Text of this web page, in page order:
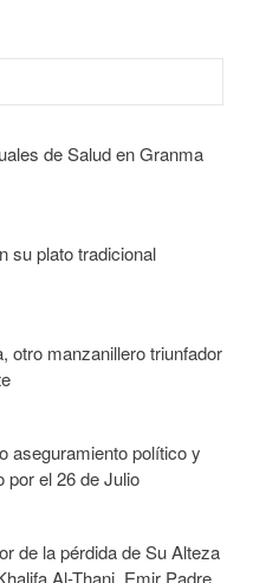
de Salud en Granma
su plato tradicional
otro manzanillero triunfador
aseguramiento político y
por el 26 de Julio
de la pérdida de Su Alteza